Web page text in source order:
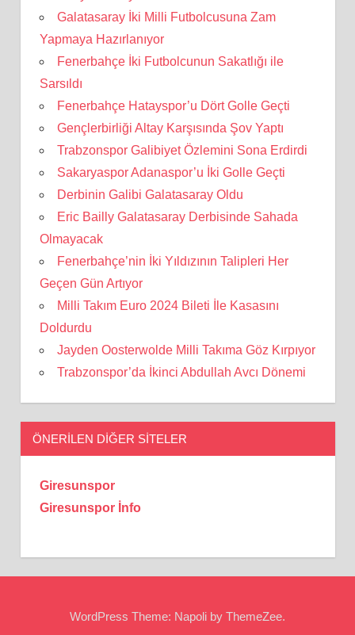
Galatasaray İki Milli Futbolcusuna Zam
Yapmaya Hazırlanıyor
Fenerbahçe İki Futbolcunun Sakatlığı ile
Sarsıldı
Fenerbahçe Hatayspor’u Dört Golle Geçti
Gençlerbirliği Altay Karşısında Şov Yaptı
Trabzonspor Galibiyet Özlemini Sona Erdirdi
Sakaryaspor Adanaspor’u İki Golle Geçti
Derbinin Galibi Galatasaray Oldu
Eric Bailly Galatasaray Derbisinde Sahada
Olmayacak
Fenerbahçe’nin İki Yıldızının Talipleri Her
Geçen Gün Artıyor
Milli Takım Euro 2024 Bileti İle Kasasını
Doldurdu
Jayden Oosterwolde Milli Takıma Göz Kırpıyor
Trabzonspor’da İkinci Abdullah Avcı Dönemi
ÖNERILEN DIĞER SITELER
Giresunspor
Giresunspor İnfo
WordPress Theme: Napoli by ThemeZee.